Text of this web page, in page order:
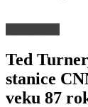
Ted
stanice
veku 87